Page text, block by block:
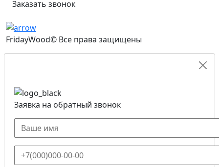
Заказать звонок
FridayWood© Все права защищены
Заявка на обратный звонок